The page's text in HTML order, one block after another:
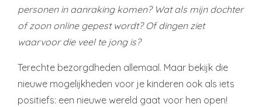
personen in aanraking komen? Wat als mijn dochter
of zoon online gepest wordt? Of dingen ziet
waarvoor die veel te jong is?
Terechte bezorgdheden allemaal. Maar bekijk die
nieuwe mogelijkheden voor je kinderen ook als iets
positiefs: een nieuwe wereld gaat voor hen open!